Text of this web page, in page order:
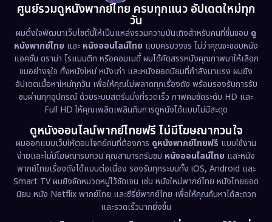
ศูนย์รวมดูหนังพากย์ไทย ครบทุกแนว อัปเดตใหม่ทุก
วัน
ผมตั้งใจพัฒนาเว็บไซต์นี้ให้เป็นแหล่งรวมความบันเทิงสำหรับคนที่ชื่นชอบ ดู
หนังพากย์ไทย และ หนังออนไลน์ไทย แบบครบวงจร ไม่ว่าคุณจะชอบหนัง
แอคชั่น ดราม่า โรแมนติก หรือคอมเมดี้ ผมได้คัดสรรหนังคุณภาพมาให้เลือก
ชมอย่างจุใจ ทั้งหนังใหม่ หนังเก่า และหนังยอดนิยมที่กำลังมาแรง ผมยัง
อัปเดตเนื้อหาใหม่ทุกวัน เพื่อให้คุณไม่พลาดทุกเรื่องดัง พร้อมรองรับการรับ
ชมผ่านทุกอุปกรณ์ ด้วยระบบสตรีมมิ่งที่รวดเร็ว ภาพคมชัดระดับ HD และ
Full HD ให้คุณเพลิดเพลินกับการดูหนังได้แบบไม่มีสะดุด
ดูหนังออนไลน์พากย์ไทยฟรี ไม่มีโฆษณากวนใจ
ผมออกแบบเว็บให้ตอบโจทย์คนที่ต้องการ ดูหนังพากย์ไทยฟรี แบบใช้งาน
ง่ายและไม่มีโฆษณารบกวน คุณสามารถรับชม หนังออนไลน์ไทย และหนัง
พากย์ไทยเรื่องดังได้แบบต่อเนื่อง รองรับทุกระบบทั้ง iOS, Android และ
Smart TV ผมยังจัดหมวดหมู่ไว้ชัดเจน เช่น หนังใหม่พากย์ไทย หนังไทยยอด
นิยม หนัง Netflix พากย์ไทย และซีรี่ย์พากย์ไทย เพื่อให้คุณค้นหาได้สะดวก
และรวดเร็วมากยิ่งขึ้น